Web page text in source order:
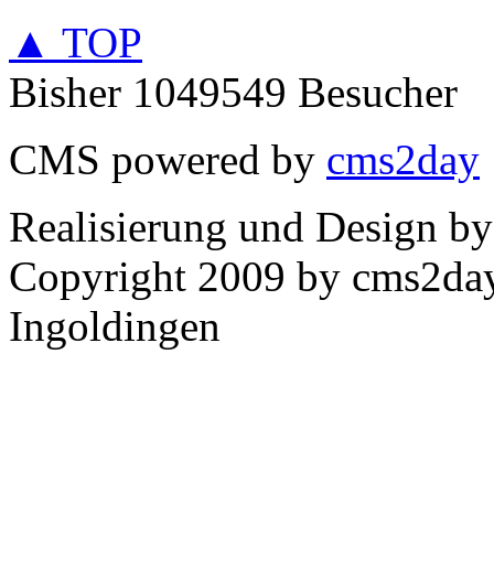
▲ TOP
Bisher 1049549 Besucher
CMS powered by cms2day
Realisierung und Design
Copyright 2009 by
Ingoldingen